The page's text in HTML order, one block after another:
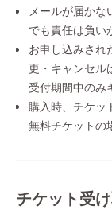
メールが届かな
でも責任は負い
お申し込みされ
更・キャンセル
受付期間中のみ
購入時、チケッ
無料チケットの
チケット受